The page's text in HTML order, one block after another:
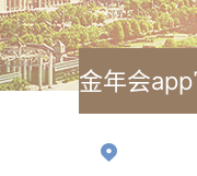
金年会